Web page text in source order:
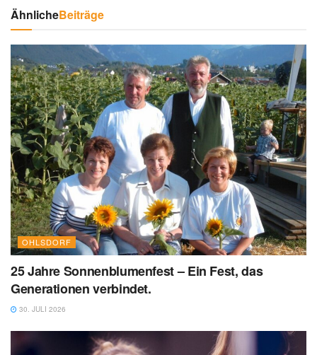
ÄhnlicheBeiträge
OHLSDORF
25 Jahre Sonnenblumenfest – Ein Fest, das
Generationen verbindet.
30. JULI 2026